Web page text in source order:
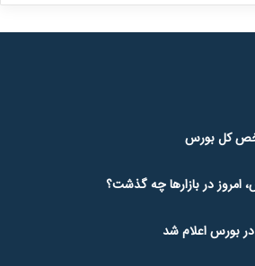
امروز در بازارها چه گذشت؟
در بورس اعلام شد